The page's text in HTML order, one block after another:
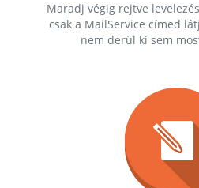
Maradj végig rejtve
csak a MailService címed
nem derül ki sem